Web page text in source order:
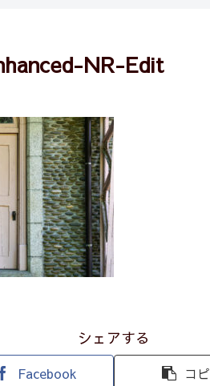
NR-Edit
シェアする
Facebook コ